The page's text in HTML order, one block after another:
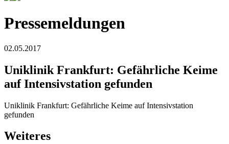
Pressemeldungen
02.05.2017
Uniklinik Frankfurt: Gefährliche Keime
auf Intensivstation gefunden
Uniklinik Frankfurt: Gefährliche Keime auf Intensivstation
gefunden
Weiteres